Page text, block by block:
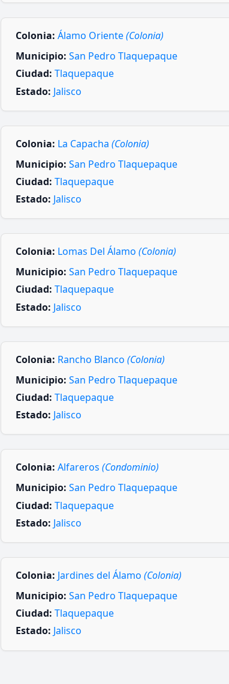
Colonia: Álamo Oriente(Colonia)
Municipio: San Pedro Tlaquepaque
Ciudad: Tlaquepaque
Estado: Jalisco
Colonia: La Capacha (Colonia)
Municipio: San Pedro Tlaquepaque
Ciudad: Tlaquepaque
Estado: Jalisco
Colonia: Lomas Del Álamo (Colonia)
Municipio: San Pedro Tlaquepaque
Ciudad: Tlaquepaque
Estado: Jalisco
Colonia: Rancho Blanco (Colonia)
Municipio: San Pedro Tlaquepaque
Ciudad: Tlaquepaque
Estado: Jalisco
Colonia: Alfareros (Condominio)
Municipio: San Pedro Tlaquepaque
Ciudad: Tlaquepaque
Estado: Jalisco
Colonia: Jardines del Álamo (Colonia)
Municipio: San Pedro Tlaquepaque
Ciudad: Tlaquepaque
Estado: Jalisco